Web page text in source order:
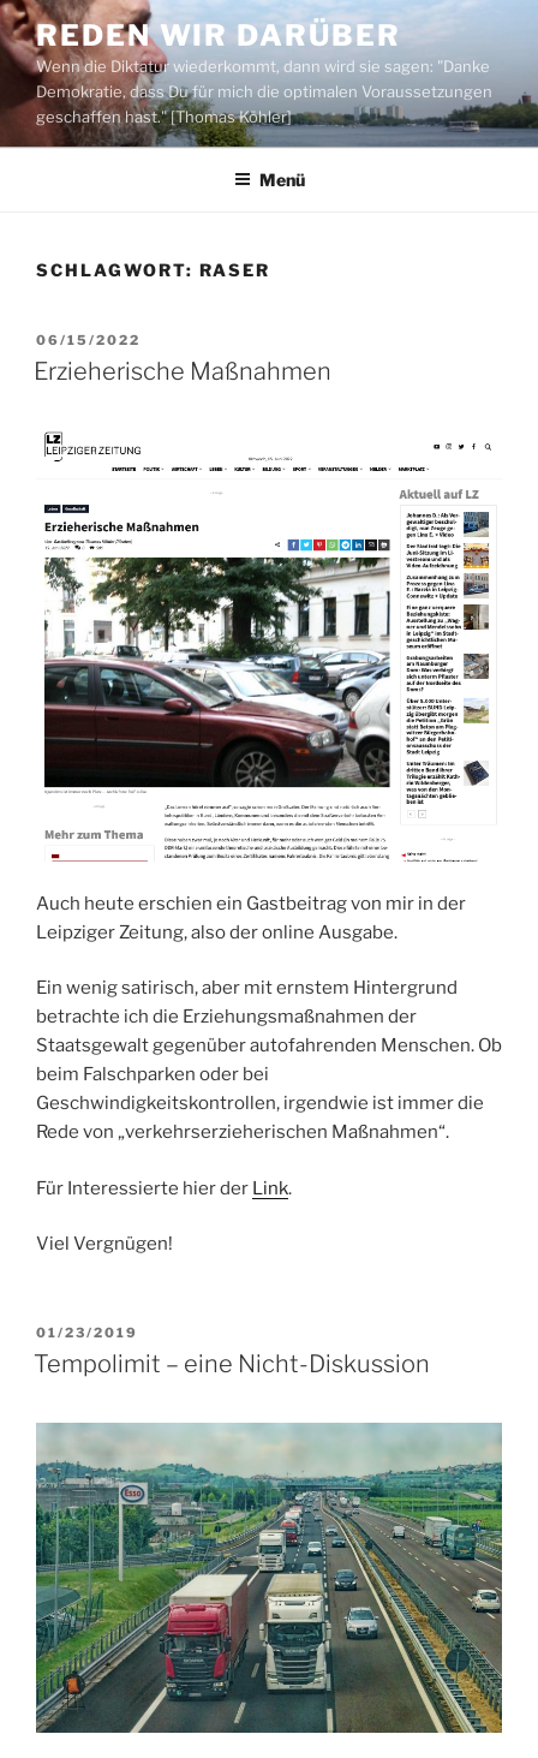
Zum
Inhalt
springen
REDEN WIR DARÜBER
Wenn die Diktatur wiederkommt, dann wird sie sagen: "Danke
Demokratie, dass Du für mich die optimalen Voraussetzungen
geschaffen hast." [Thomas Köhler]
Menü
SCHLAGWORT: RASER
VERÖFFENTLICHT
AM
06/15/2022
Erzieherische Maßnahmen
Auch heute erschien ein Gastbeitrag von mir in der
Leipziger Zeitung, also der online Ausgabe.
Ein wenig satirisch, aber mit ernstem Hintergrund
betrachte ich die Erziehungsmaßnahmen der
Staatsgewalt gegenüber autofahrenden Menschen. Ob
beim Falschparken oder bei
Geschwindigkeitskontrollen, irgendwie ist immer die
Rede von „verkehrserzieherischen Maßnahmen“.
Für Interessierte hier der Link.
Viel Vergnügen!
VERÖFFENTLICHT
AM
01/23/2019
Tempolimit – eine Nicht-Diskussion